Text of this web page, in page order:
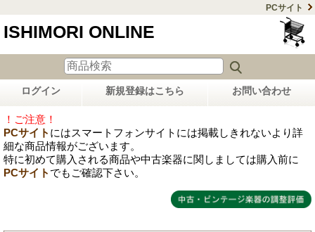
PCサイト
ISHIMORI ONLINE
ログイン 新規登録はこちら お問い合わせ
！ご注意！
PCサイト にはスマートフォンサイトには掲載しきれないより詳
細な商品情報がございます。
特に初めて購入される商品や中古楽器に関しましては購入前に
PCサイト でもご確認下さい。